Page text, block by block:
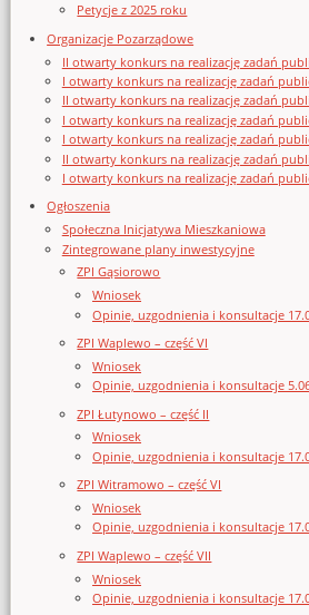
Petycje z 2025 roku
Organizacje Pozarządowe
II otwarty konkurs na realizację zadań
I otwarty konkurs na realizację zadań
II otwarty konkurs na realizację zadań
I otwarty konkurs na realizację zadań
I otwarty konkurs na realizację zadań
II otwarty konkurs na realizację zadań
I otwarty konkurs na realizację zadań
Ogłoszenia
Społeczna Inicjatywa Mieszkaniowa
Zintegrowane plany inwestycyjne
ZPI Gąsiorowo
Wniosek
Opinie, uzgodnienia i konsultacje
ZPI Waplewo – część VI
Wniosek
Opinie, uzgodnienia i konsultacje
ZPI Łutynowo – część II
Wniosek
Opinie, uzgodnienia i konsultacje
ZPI Witramowo – część VI
Wniosek
Opinie, uzgodnienia i konsultacje
ZPI Waplewo – część VII
Wniosek
Opinie, uzgodnienia i konsultacje